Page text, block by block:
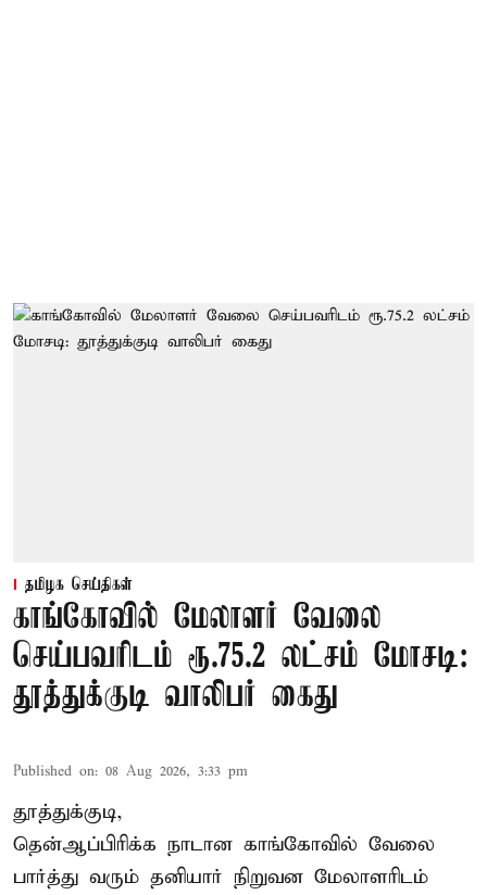
தமிழக செய்திகள்
காங்கோவில் மேலாளர் வேலை
செய்பவரிடம் ரூ.75.2 லட்சம் மோசடி:
தூத்துக்குடி வாலிபர் கைது
Published on: 08 Aug 2026, 3:33 pm
தூத்துக்குடி,
தென்ஆப்பிரிக்க நாடான காங்கோவில் வேலை
பார்த்து வரும் தனியார் நிறுவன மேலாளரிடம்